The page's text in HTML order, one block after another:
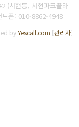
(서현동, 서현파크플라
폰: 010-8862-4948
byYescall.com [관리자]